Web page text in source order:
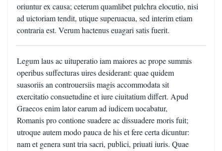
oriuntur ex causa; ceterum quamlibet pulchra elocutio, nisi
ad uictoriam tendit, utique superuacua, sed interim etiam
contraria est. Verum hactenus euagari satis fuerit.
Legum laus ac uituperatio iam maiores ac prope summis
operibus suffecturas uires desiderant: quae quidem
suasoriis an controuersiis magis accommodata sit
exercitatio consuetudine et iure ciuitatium differt. Apud
Graecos enim lator earum ad iudicem uocabatur,
Romanis pro contione suadere ac dissuadere moris fuit;
utroque autem modo pauca de his et fere certa dicuntur:
nam et genera sunt tria sacri, publici, priuati iuris. Quae